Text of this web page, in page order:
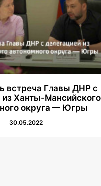
встреча Главы ДНР с
из Ханты-Мансийского
округа — Югры
30.05.2022